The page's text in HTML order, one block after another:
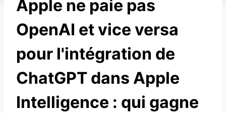
Apple ne paie pas
OpenAI et vice versa
pour l'intégration de
ChatGPT dans Apple
Intelligence : qui gagne